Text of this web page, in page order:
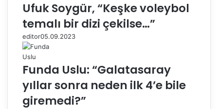
Ufuk Soygür, “Keşke voleybol
temalı bir dizi çekilse…”
editor05.09.2023
Funda Uslu: “Galatasaray
yıllar sonra neden ilk 4’e bile
giremedi?”